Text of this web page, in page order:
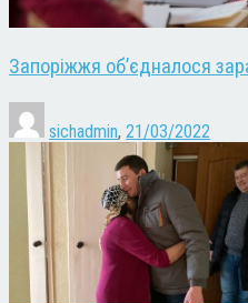
Запоріжжя об’єдналося
sichadmin, 21/03/2022